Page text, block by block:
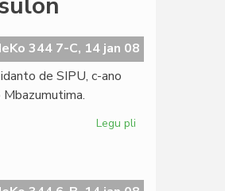
EKRA-
2008
344 7-C, 14 jan 08
de SIPU, c-ano
Legu pli